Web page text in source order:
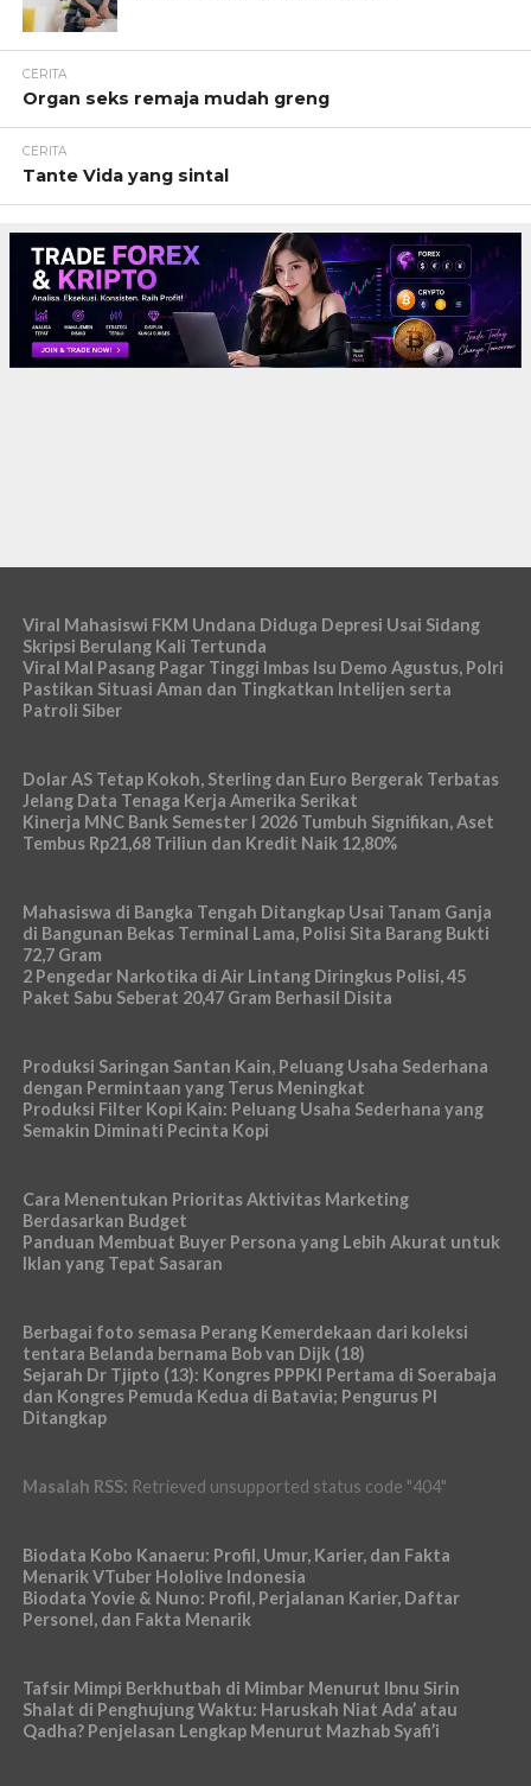
CERITA
Organ seks remaja mudah greng
CERITA
Tante Vida yang sintal
Viral Mahasiswi FKM Undana Diduga Depresi Usai Sidang
Skripsi Berulang Kali Tertunda
Viral Mal Pasang Pagar Tinggi Imbas Isu Demo Agustus, Polri
Pastikan Situasi Aman dan Tingkatkan Intelijen serta
Patroli Siber
Dolar AS Tetap Kokoh, Sterling dan Euro Bergerak Terbatas
Jelang Data Tenaga Kerja Amerika Serikat
Kinerja MNC Bank Semester I 2026 Tumbuh Signifikan, Aset
Tembus Rp21,68 Triliun dan Kredit Naik 12,80%
Mahasiswa di Bangka Tengah Ditangkap Usai Tanam Ganja
di Bangunan Bekas Terminal Lama, Polisi Sita Barang Bukti
72,7 Gram
2 Pengedar Narkotika di Air Lintang Diringkus Polisi, 45
Paket Sabu Seberat 20,47 Gram Berhasil Disita
Produksi Saringan Santan Kain, Peluang Usaha Sederhana
dengan Permintaan yang Terus Meningkat
Produksi Filter Kopi Kain: Peluang Usaha Sederhana yang
Semakin Diminati Pecinta Kopi
Cara Menentukan Prioritas Aktivitas Marketing
Berdasarkan Budget
Panduan Membuat Buyer Persona yang Lebih Akurat untuk
Iklan yang Tepat Sasaran
Berbagai foto semasa Perang Kemerdekaan dari koleksi
tentara Belanda bernama Bob van Dijk (18)
Sejarah Dr Tjipto (13): Kongres PPPKI Pertama di Soerabaja
dan Kongres Pemuda Kedua di Batavia; Pengurus PI
Ditangkap
Masalah RSS: Retrieved unsupported status code "404"
Biodata Kobo Kanaeru: Profil, Umur, Karier, dan Fakta
Menarik VTuber Hololive Indonesia
Biodata Yovie & Nuno: Profil, Perjalanan Karier, Daftar
Personel, dan Fakta Menarik
Tafsir Mimpi Berkhutbah di Mimbar Menurut Ibnu Sirin
Shalat di Penghujung Waktu: Haruskah Niat Ada’ atau
Qadha? Penjelasan Lengkap Menurut Mazhab Syafi’i